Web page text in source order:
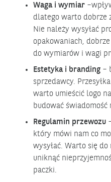
Waga i wymiar
dlatego warto dobrze
Nie należy wysyłać
opakowaniach,
do wymiarów i wagi
Estetyka i branding –
sprzedawcy.
warto umieścić logo
budować świadomość
Regulamin przewozu
który mówi nam co
wysyłać. Warto się
uniknąć
paczki.